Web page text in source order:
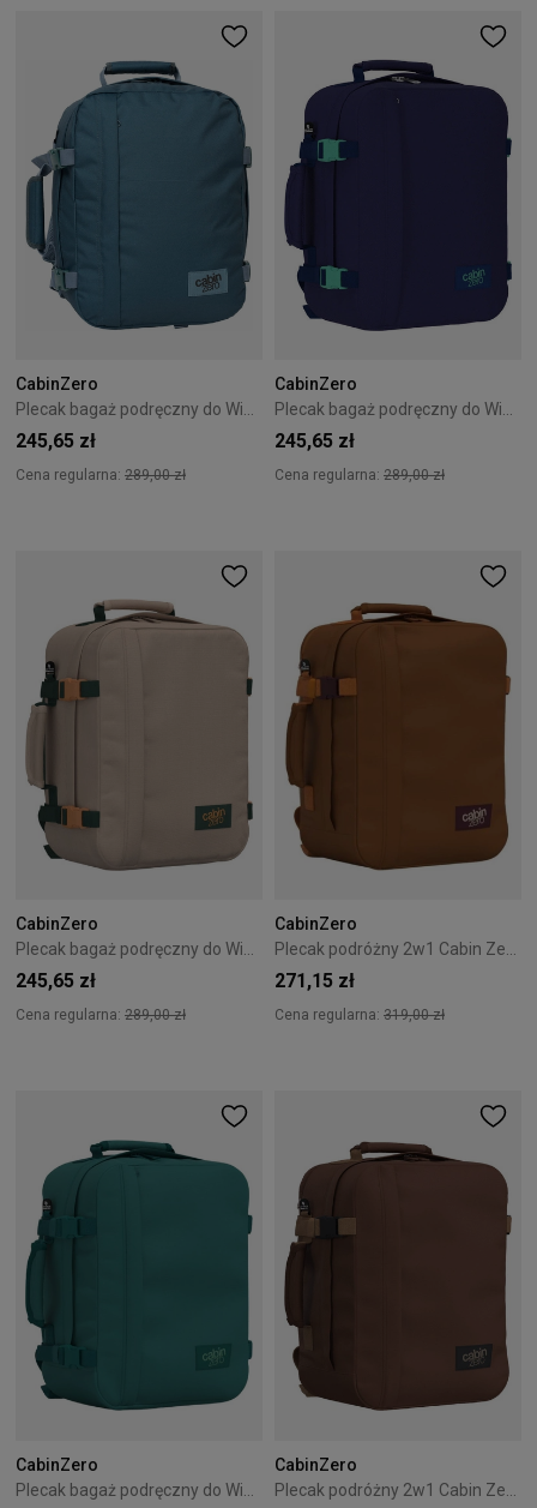
CabinZero
Plecak bagaż podręczny do Wizzair Cabin Zero Classic 28L Aruba Blue
245,65 zł
Cena regularna: 289,00 zł
CabinZero
Plecak bagaż podręczny do Wizzair Cabin Zero Classic 28L Deep Ocean
245,65 zł
Cena regularna: 289,00 zł
CabinZero
Plecak bagaż podręczny do Wizzair Cabin Zero Classic 28L Cebu Sands
245,65 zł
Cena regularna: 289,00 zł
CabinZero
Plecak podróżny 2w1 Cabin Zero Classic Tech 28L Cinnamon
271,15 zł
Cena regularna: 319,00 zł
CabinZero
CabinZero